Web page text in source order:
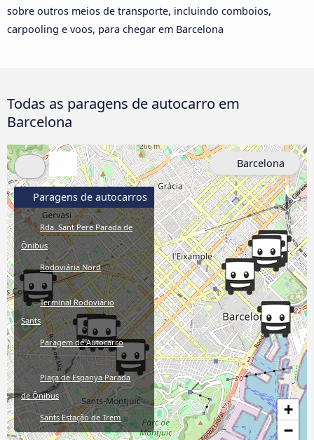
sobre outros meios de transporte, incluindo comboios,
carpooling e voos, para chegar em Barcelona
Todas as paragens de autocarro em
Barcelona
+
−
Paragens de autocarros
Rda. Sant Pere Parada de
Ônibus
Rodoviária Nord
Terminal Rodoviário
Sants
Paragem de Autocarro
Plaça de Espanya Parada
de Ônibus
Sants Estação de Trem
Barcelona